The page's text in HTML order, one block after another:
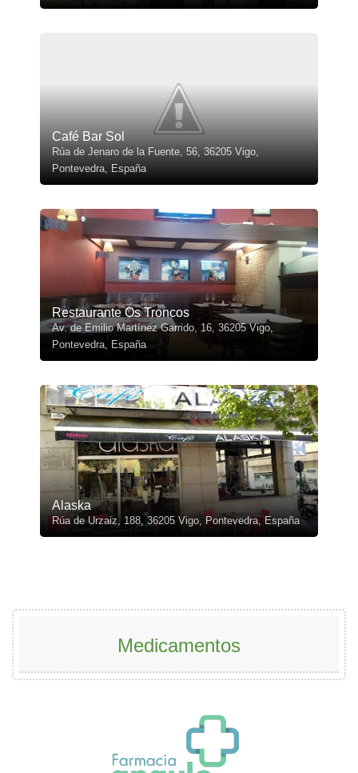
Café Bar Sol
Rúa de Jenaro de la Fuente, 56, 36205 Vigo,
Pontevedra, España
Restaurante Os Troncos
Av. de Emilio Martínez Garrido, 16, 36205 Vigo,
Pontevedra, España
Alaska
Rúa de Urzaiz, 188, 36205 Vigo, Pontevedra, España
Medicamentos